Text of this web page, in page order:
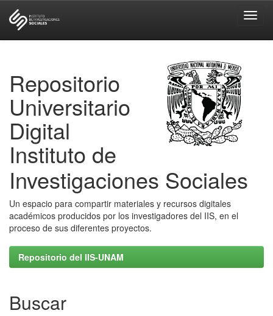
Repositorio
Universitario
Digital
Instituto de
Investigaciones Sociales
Un espacio para compartir materiales y recursos digitales
académicos producidos por los investigadores del IIS, en el
proceso de sus diferentes proyectos.
Repositorio del IIS-UNAM
Buscar